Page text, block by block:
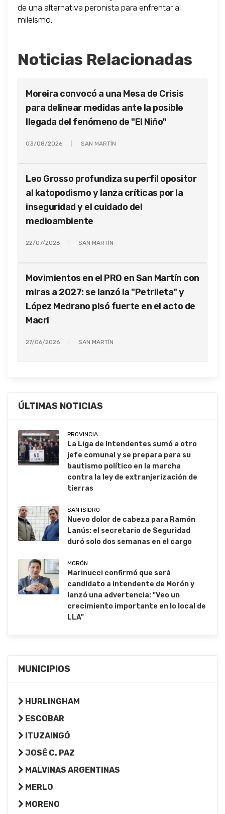
de una alternativa peronista para enfrentar al
mileísmo.
Noticias Relacionadas
Moreira convocó a una Mesa de Crisis
para delinear medidas ante la posible
llegada del fenómeno de "El Niño"
03/08/2026 SAN MARTÍN
Leo Grosso profundiza su perfil opositor
al katopodismo y lanza críticas por la
inseguridad y el cuidado del
medioambiente
22/07/2026 SAN MARTÍN
Movimientos en el PRO en San Martín con
miras a 2027: se lanzó la "Petrileta" y
López Medrano pisó fuerte en el acto de
Macri
27/06/2026 SAN MARTÍN
ÚLTIMAS NOTICIAS
PROVINCIA
La Liga de Intendentes sumó a otro
jefe comunal y se prepara para su
bautismo político en la marcha
contra la ley de extranjerización de
tierras
SAN ISIDRO
Nuevo dolor de cabeza para Ramón
Lanús: el secretario de Seguridad
duró solo dos semanas en el cargo
MORÓN
Marinucci confirmó que será
candidato a intendente de Morón y
lanzó una advertencia: "Veo un
crecimiento importante en lo local de
LLA"
MUNICIPIOS
HURLINGHAM
ESCOBAR
ITUZAINGÓ
JOSÉ C. PAZ
MALVINAS ARGENTINAS
MERLO
MORENO